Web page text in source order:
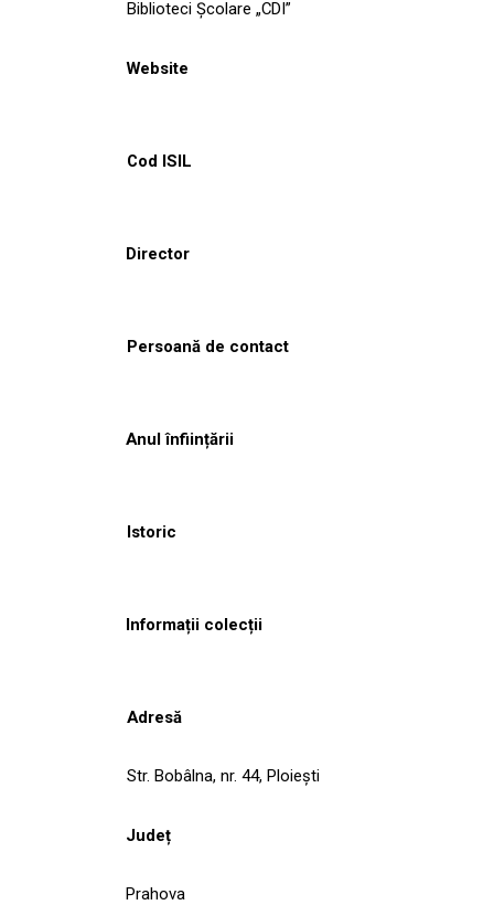
Biblioteci Școlare „CDI”
Website
Cod ISIL
Director
Persoană de contact
Anul înființării
Istoric
Informații colecții
Adresă
Str. Bobâlna, nr. 44, Ploiești
Județ
Prahova